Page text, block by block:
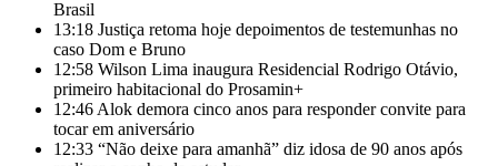
Brasil
13:18 Justiça retoma hoje depoimentos de testemunhas no
caso Dom e Bruno
12:58 Wilson Lima inaugura Residencial Rodrigo Otávio,
primeiro habitacional do Prosamin+
12:46 Alok demora cinco anos para responder convite para
tocar em aniversário
12:33 “Não deixe para amanhã” diz idosa de 90 anos após